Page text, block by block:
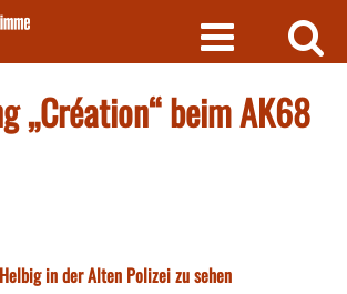
„Création“ beim AK68
in der Alten Polizei zu sehen